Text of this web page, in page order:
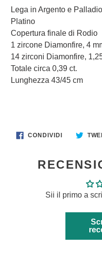
del
prodotto
nel
carrello
Lega in Argento e
Platino
Copertura finale di Rodio
1 zircone Diamonfire, 4
14 zirconi Diamonfire,
Totale circa 0,39 ct.
Lunghezza 43/45 cm
CONDIVIDI CONDIVIDI
Sii il primo a